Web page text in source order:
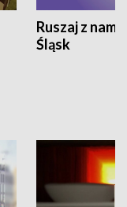
Ruszaj z
Śląsk